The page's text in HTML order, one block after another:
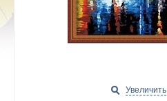
Увеличить